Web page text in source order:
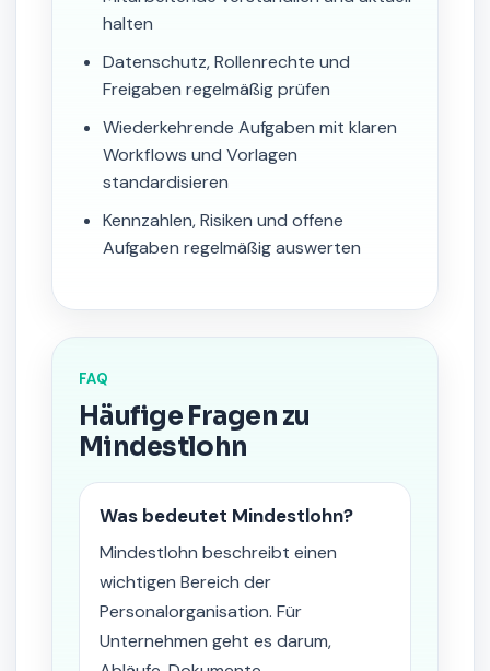
halten
Datenschutz, Rollenrechte und
Freigaben regelmäßig prüfen
Wiederkehrende Aufgaben mit klaren
Workflows und Vorlagen
standardisieren
Kennzahlen, Risiken und offene
Aufgaben regelmäßig auswerten
FAQ
Häufige Fragen zu
Mindestlohn
Was bedeutet Mindestlohn?
Mindestlohn beschreibt einen
wichtigen Bereich der
Personalorganisation. Für
Unternehmen geht es darum,